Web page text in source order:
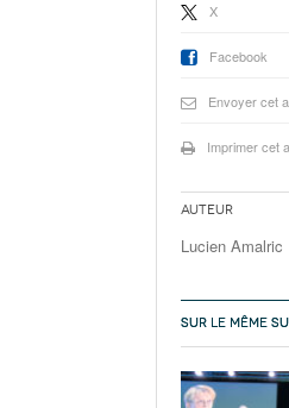
X
Facebook
Envoyer cet
Imprimer cet
Auteur
Lucien Amalric
SUR LE MÊME